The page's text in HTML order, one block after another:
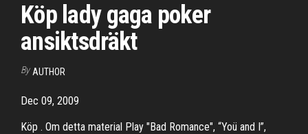
Köp lady gaga poker
ansiktsdräkt
By AUTHOR
Dec 09, 2009
Köp . Om detta material Play "Bad Romance", “Yoü and I”,